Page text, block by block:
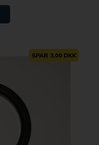
SPAR 3,00 DKK